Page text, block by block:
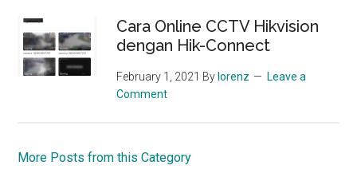
Cara Online CCTV Hikvision
dengan Hik-Connect
February 1, 2021 By lorenz
Leave a
Comment
More Posts from this Category